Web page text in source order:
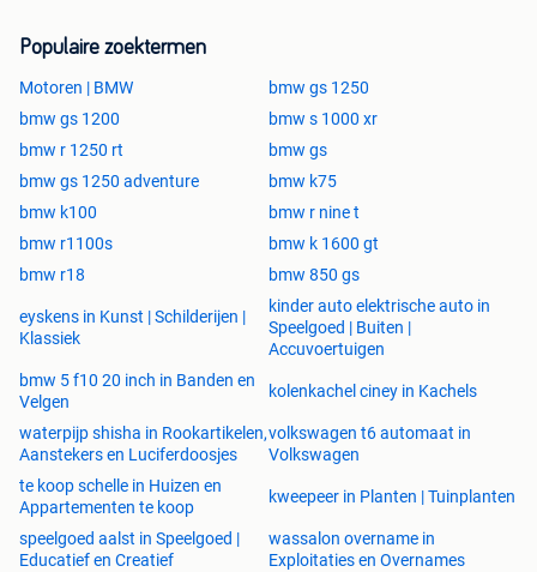
Populaire zoektermen
Motoren | BMW
bmw gs 1250
bmw gs 1200
bmw s 1000 xr
bmw r 1250 rt
bmw gs
bmw gs 1250 adventure
bmw k75
bmw k100
bmw r nine t
bmw r1100s
bmw k 1600 gt
bmw r18
bmw 850 gs
eyskens in Kunst | Schilderijen |
Klassiek
kinder auto elektrische auto in
Speelgoed | Buiten |
Accuvoertuigen
bmw 5 f10 20 inch in Banden en
Velgen
kolenkachel ciney in Kachels
waterpijp shisha in Rookartikelen,
Aanstekers en Luciferdoosjes
volkswagen t6 automaat in
Volkswagen
te koop schelle in Huizen en
Appartementen te koop
kweepeer in Planten | Tuinplanten
speelgoed aalst in Speelgoed |
Educatief en Creatief
wassalon overname in
Exploitaties en Overnames